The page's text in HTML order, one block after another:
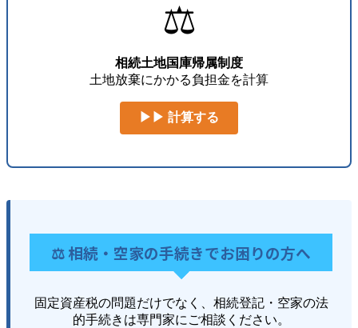
⚖️
相続土地国庫帰属制度
土地放棄にかかる負担金を計算
▶▶ 計算する
⚖️ 相続・空家の手続きでお困りの方へ
固定資産税の問題だけでなく、相続登記・空家の法
的手続きは専門家にご相談ください。